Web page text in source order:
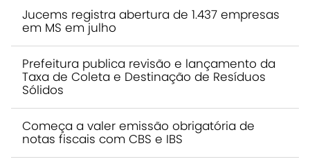
Jucems registra abertura de 1.437 empresas
em MS em julho
Prefeitura publica revisão e lançamento da
Taxa de Coleta e Destinação de Resíduos
Sólidos
Começa a valer emissão obrigatória de
notas fiscais com CBS e IBS